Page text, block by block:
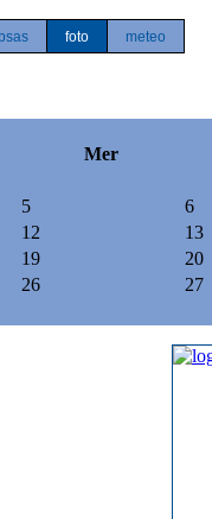
foto meteo
Mer
5
6
12
13
19
20
26
27